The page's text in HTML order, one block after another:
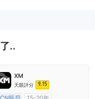
..
XM
天眼評分 9.15